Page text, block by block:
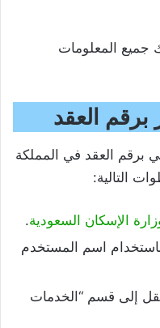
جميع المعلومات
برقم العقد
برقم العقد في المملكة
التالية:
الإسكان السعودية.
اسم المستخدم
إلى قسم “الخدمات